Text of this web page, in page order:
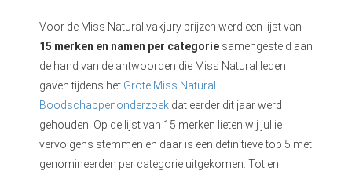
Voor de Miss Natural vakjury prijzen werd een lijst van
15 merken en namen per categorie samengesteld aan
de hand van de antwoorden die Miss Natural leden
gaven tijdens het Grote Miss Natural
Boodschappenonderzoek dat eerder dit jaar werd
gehouden. Op de lijst van 15 merken lieten wij jullie
vervolgens stemmen en daar is een definitieve top 5 met
genomineerden per categorie uitgekomen. Tot en